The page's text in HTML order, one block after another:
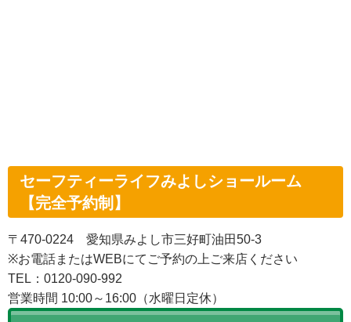
セーフティーライフみよしショールーム
【完全予約制】
〒470-0224 愛知県みよし市三好町油田50-3
※お電話またはWEBにてご予約の上ご来店ください
TEL：0120-090-992
営業時間 10:00～16:00（水曜日定休）